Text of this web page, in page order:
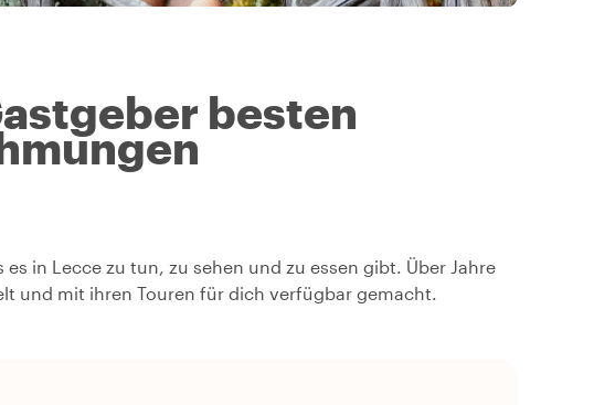
besten
in Lecce zu tun, zu sehen und zu essen gibt. Über Jahre
und mit ihren Touren für dich verfügbar gemacht.